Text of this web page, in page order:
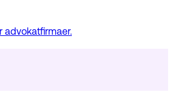
advokatfirmaer.